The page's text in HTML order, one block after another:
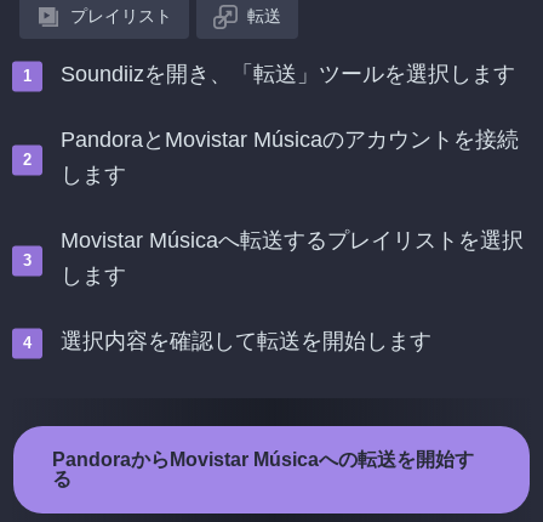
プレイリスト 転送
Soundiizを開き、「転送」ツールを選択します
PandoraとMovistar Músicaのアカウントを接続
します
Movistar Músicaへ転送するプレイリストを選択
します
選択内容を確認して転送を開始します
PandoraからMovistar Músicaへの転送を開始す
る